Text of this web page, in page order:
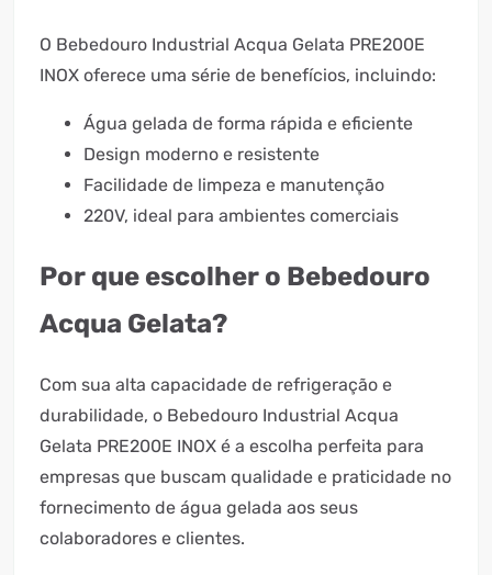
O Bebedouro Industrial Acqua Gelata PRE200E
INOX oferece uma série de benefícios, incluindo:
Água gelada de forma rápida e eficiente
Design moderno e resistente
Facilidade de limpeza e manutenção
220V, ideal para ambientes comerciais
Por que escolher o Bebedouro
Acqua Gelata?
Com sua alta capacidade de refrigeração e
durabilidade, o Bebedouro Industrial Acqua
Gelata PRE200E INOX é a escolha perfeita para
empresas que buscam qualidade e praticidade no
fornecimento de água gelada aos seus
colaboradores e clientes.